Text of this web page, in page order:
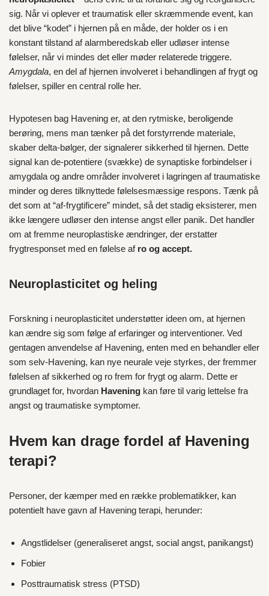
sig. Når vi oplever et traumatisk eller skræmmende event, kan
det blive “kodet” i hjernen på en måde, der holder os i en
konstant tilstand af alarmberedskab eller udløser intense
følelser, når vi mindes det eller møder relaterede triggere.
Amygdala, en del af hjernen involveret i behandlingen af frygt og
følelser, spiller en central rolle her.
Hypotesen bag Havening er, at den rytmiske, beroligende
berøring, mens man tænker på det forstyrrende materiale,
skaber delta-bølger, der signalerer sikkerhed til hjernen. Dette
signal kan de-potentiere (svække) de synaptiske forbindelser i
amygdala og andre områder involveret i lagringen af traumatiske
minder og deres tilknyttede følelsesmæssige respons. Tænk på
det som at “af-frygtificere” mindet, så det stadig eksisterer, men
ikke længere udløser den intense angst eller panik. Det handler
om at fremme neuroplastiske ændringer, der erstatter
frygtresponset med en følelse af ro og accept.
Neuroplasticitet og heling
Forskning i neuroplasticitet understøtter ideen om, at hjernen
kan ændre sig som følge af erfaringer og interventioner. Ved
gentagen anvendelse af Havening, enten med en behandler eller
som selv-Havening, kan nye neurale veje styrkes, der fremmer
følelsen af sikkerhed og ro frem for frygt og alarm. Dette er
grundlaget for, hvordan Havening kan føre til varig lettelse fra
angst og traumatiske symptomer.
Hvem kan drage fordel af Havening
terapi?
Personer, der kæmper med en række problematikker, kan
potentielt have gavn af Havening terapi, herunder:
Angstlidelser (generaliseret angst, social angst, panikangst)
Fobier
Posttraumatisk stress (PTSD)